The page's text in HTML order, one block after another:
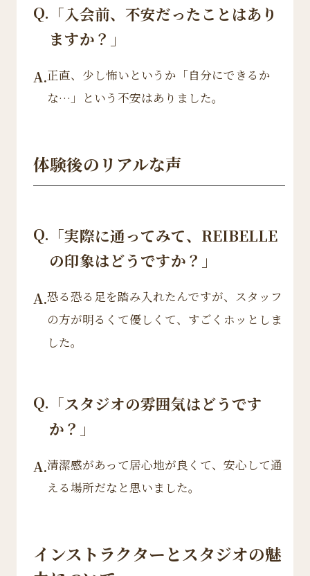
Q. 「入会前、不安だったことはあり
ますか？」
A.正直、少し怖いというか「自分にできるか
な…」という不安はありました。
体験後のリアルな声
Q. 「実際に通ってみて、REIBELLE
の印象はどうですか？」
A.恐る恐る足を踏み入れたんですが、スタッフ
の方が明るくて優しくて、すごくホッとしま
した。
Q. 「スタジオの雰囲気はどうです
か？」
A.清潔感があって居心地が良くて、安心して通
える場所だなと思いました。
インストラクターとスタジオの魅